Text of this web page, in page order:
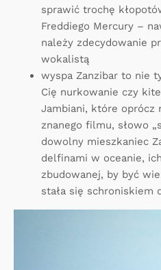
sprawić trochę
Freddiego Mercury –
należy zdecydowanie
wokalistą
wyspa Zanzibar to nie
Cię nurkowanie czy
Jambiani, które oprócz
znanego filmu, słowo
dowolny mieszkaniec
delfinami w oceanie,
zbudowanej, by być
stała się schroniskiem